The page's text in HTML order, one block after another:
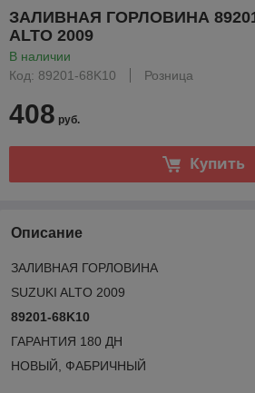
ЗАЛИВНАЯ ГОРЛОВИНА
ALTO 2009
В наличии
Код: 89201-68K10
Розница
408 руб.
Купить
Описание
ЗАЛИВНАЯ ГОРЛОВИНА
SUZUKI ALTO 2009
89201-68K10
ГАРАНТИЯ 180 ДН
НОВЫЙ, ФАБРИЧНЫЙ